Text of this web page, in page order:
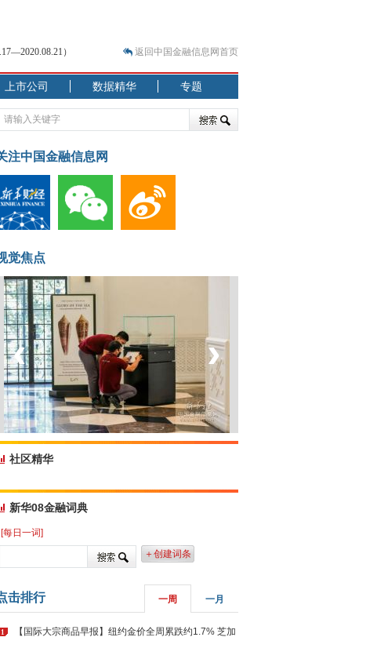
）
旅
）
板” 结构性失衡藏
行
返回中国金融信息网首页
上市公司 数据精华 专题
注中国金融信息网
觉焦点
菲律宾：防疫降级
‹ ›
社区精华
新华08金融词典
[每日一词]
＋创建词条
击排行 一周 一月
1 【国际大宗商品早报】纽约金价全周累跌约1.7% 芝加